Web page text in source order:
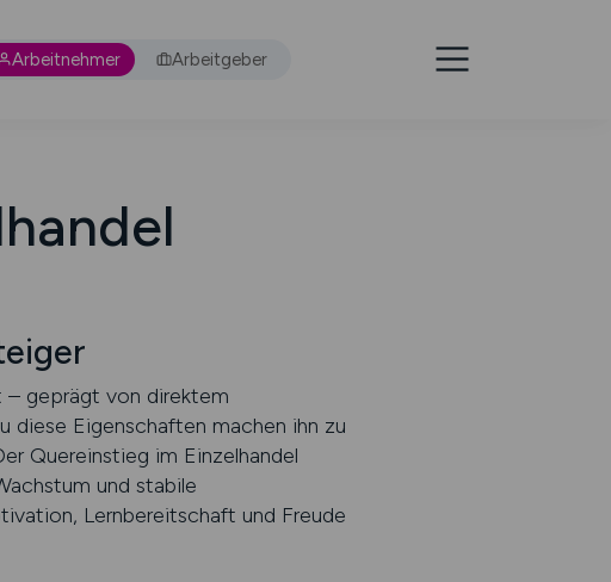
Arbeitnehmer Arbeitgeber
– geprägt von direktem
diese Eigenschaften machen ihn zu
Quereinstieg im Einzelhandel
und stabile
Lernbereitschaft und Freude